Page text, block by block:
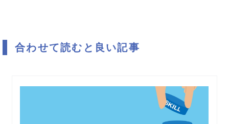
合わせて読むと良い記事